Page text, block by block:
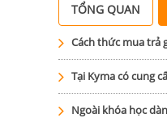
TỔNG QUAN
Cách thức mua trả
Tại Kyma có cung
Ngoài khóa học